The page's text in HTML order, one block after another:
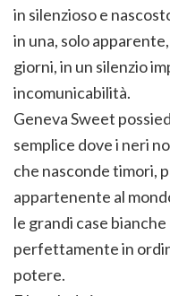
in silenzioso e
in una, solo
giorni, in un silenzio
incomunicabilità.
Geneva Sweet
semplice dove i neri
che nasconde timori,
appartenente al
le grandi case
perfettamente in
potere.